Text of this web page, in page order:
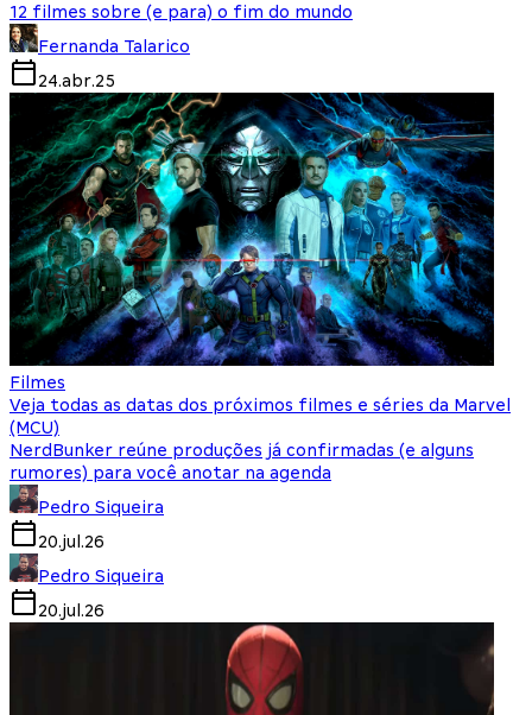
12 filmes sobre (e para) o fim do mundo
Fernanda Talarico
24.abr.25
Filmes
Veja todas as datas dos próximos filmes e séries da Marvel
(MCU)
NerdBunker reúne produções já confirmadas (e alguns
rumores) para você anotar na agenda
Pedro Siqueira
20.jul.26
Pedro Siqueira
20.jul.26